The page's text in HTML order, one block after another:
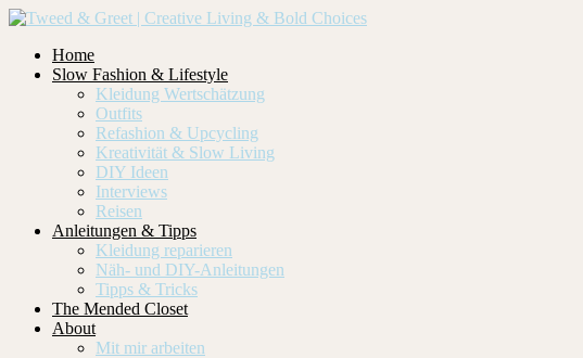
Home
Slow Fashion & Lifestyle
Kleidung Wertschätzung
Outfits
Refashion & Upcycling
Kreativität & Slow Living
DIY Ideen
Interviews
Reisen
Anleitungen & Tipps
Kleidung reparieren
Näh- und DIY-Anleitungen
Tipps & Tricks
The Mended Closet
About
Mit mir arbeiten